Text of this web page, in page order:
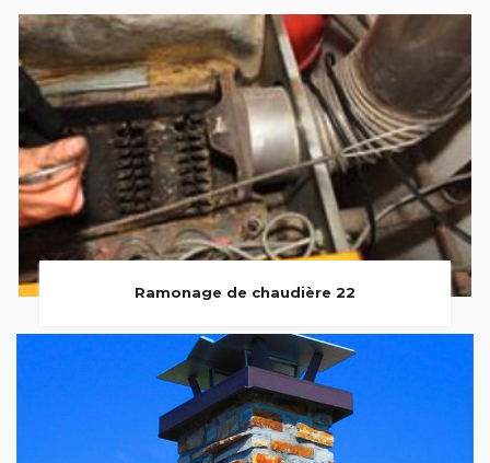
Ramonage de chaudière 22